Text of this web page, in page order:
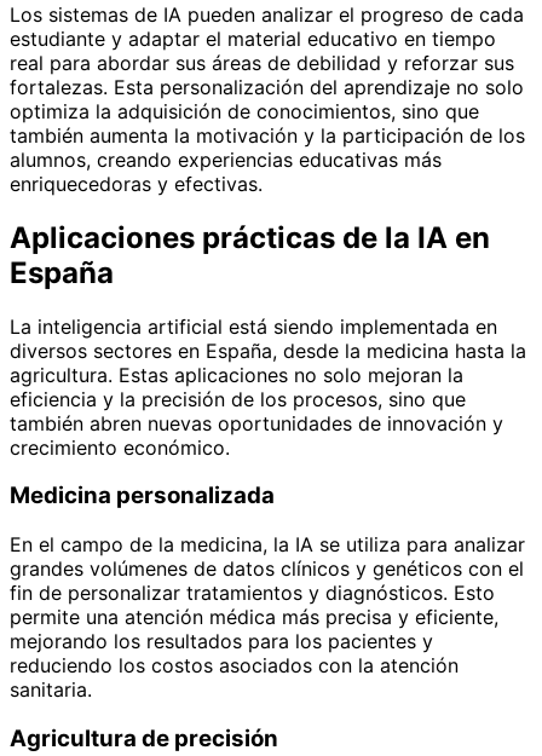
Los sistemas de IA pueden analizar el progreso de cada
estudiante y adaptar el material educativo en tiempo
real para abordar sus áreas de debilidad y reforzar sus
fortalezas. Esta personalización del aprendizaje no solo
optimiza la adquisición de conocimientos, sino que
también aumenta la motivación y la participación de los
alumnos, creando experiencias educativas más
enriquecedoras y efectivas.
Aplicaciones prácticas de la IA en
España
La inteligencia artificial está siendo implementada en
diversos sectores en España, desde la medicina hasta la
agricultura. Estas aplicaciones no solo mejoran la
eficiencia y la precisión de los procesos, sino que
también abren nuevas oportunidades de innovación y
crecimiento económico.
Medicina personalizada
En el campo de la medicina, la IA se utiliza para analizar
grandes volúmenes de datos clínicos y genéticos con el
fin de personalizar tratamientos y diagnósticos. Esto
permite una atención médica más precisa y eficiente,
mejorando los resultados para los pacientes y
reduciendo los costos asociados con la atención
sanitaria.
Agricultura de precisión